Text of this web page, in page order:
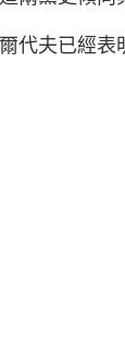
代夫已經表